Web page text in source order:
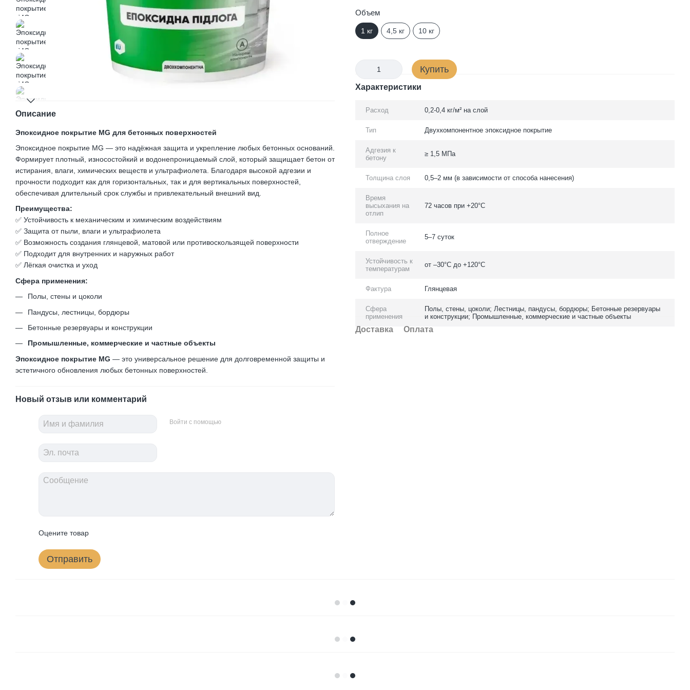
Описание
Эпоксидное покрытие MG для бетонных поверхностей
Эпоксидное покрытие MG — это надёжная защита и укрепление любых бетонных оснований.
Формирует плотный, износостойкий и водонепроницаемый слой, который защищает бетон от
истирания, влаги, химических веществ и ультрафиолета. Благодаря высокой адгезии и
прочности подходит как для горизонтальных, так и для вертикальных поверхностей,
обеспечивая длительный срок службы и привлекательный внешний вид.
Преимущества:
✅ Устойчивость к механическим и химическим воздействиям
✅ Защита от пыли, влаги и ультрафиолета
✅ Возможность создания глянцевой, матовой или противоскользящей поверхности
✅ Подходит для внутренних и наружных работ
✅ Лёгкая очистка и уход
Сфера применения:
Полы, стены и цоколи
Пандусы, лестницы, бордюры
Бетонные резервуары и конструкции
Промышленные, коммерческие и частные объекты
Эпоксидное покрытие MG — это универсальное решение для долговременной защиты и
эстетичного обновления любых бетонных поверхностей.
Новый отзыв или комментарий
Войти с помощью
Оцените товар
Отправить
Объем
1 кг 4,5 кг 10 кг
Купить
Характеристики
Расход 0,2-0,4 кг/м² на слой
Тип Двухкомпонентное эпоксидное покрытие
Адгезия к
бетону
≥ 1,5 МПа
Толщина слоя 0,5–2 мм (в зависимости от способа нанесения)
Время
высыхания на
отлип
72 часов при +20°C
Полное
отверждение
5–7 суток
Устойчивость к
температурам
от –30°C до +120°C
Фактура Глянцевая
Сфера
применения
Полы, стены, цоколи; Лестницы, пандусы, бордюры; Бетонные резервуары
и конструкции; Промышленные, коммерческие и частные объекты
Доставка Оплата